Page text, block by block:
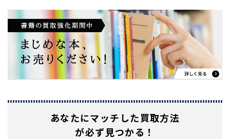
あなたにマッチした買取方法
が必ず見つかる！